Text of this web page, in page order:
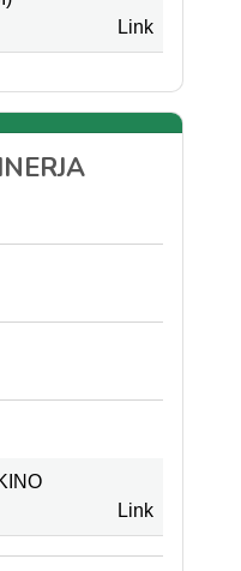
Link
Link